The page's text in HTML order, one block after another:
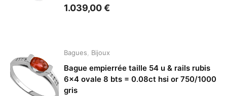
1.039,00€
Bagues Bijoux
Bague empierrée taille 54 u & rails rubis
6×4 ovale 8 bts = 0.08ct hsi or 750/1000
gris